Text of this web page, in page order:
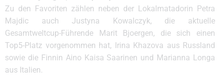
Zu den Favoriten zählen neben der Lokalmatadorin Petra
Majdic auch Justyna Kowalczyk, die aktuelle
Gesamtweltcup-Führende Marit Bjoergen, die sich einen
Top5-Platz vorgenommen hat, Irina Khazova aus Russland
sowie die Finnin Aino Kaisa Saarinen und Marianna Longa
aus Italien.